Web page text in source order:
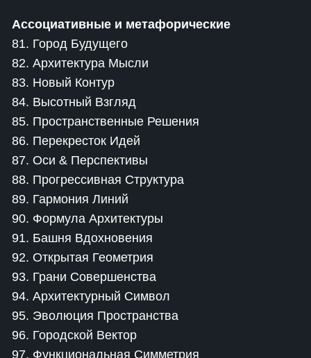
Ассоциативные и метафорические
81. Город Будущего
82. Архитектура Мысли
83. Новый Контур
84. Высотный Взгляд
85. Пространственные Решения
86. Перекресток Идей
87. Оси & Перспективы
88. Прогрессивная Структура
89. Гармония Линий
90. Формула Архитектуры
91. Башня Вдохновения
92. Открытая Геометрия
93. Грани Совершенства
94. Архитектурный Символ
95. Эволюция Пространства
96. Городской Вектор
97. Функциональная Симметрия